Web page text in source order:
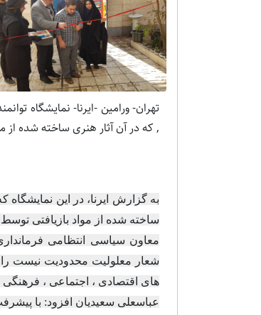
تهران- ورامین -ایرنا- نمایشگاه
, که در آن آثار هنری ساخته شده
به گزارش ایرنا، در این
ساخته شده از مواد بازیافتی
معاون سیاسی انتظامی
شعار معلولیت محدودیت نیست
های اقتصادی ، اجتماعی ، فرهنگی
عباسعلی سعیدیان افزود: با